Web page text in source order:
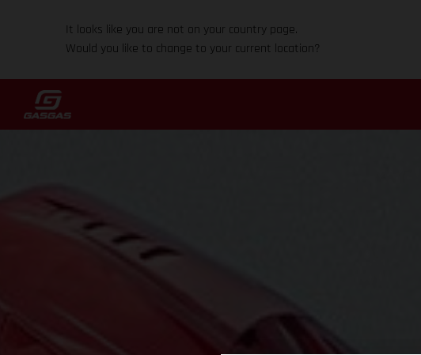
It looks like you are not on your country page.
Would you like to change to your current location?